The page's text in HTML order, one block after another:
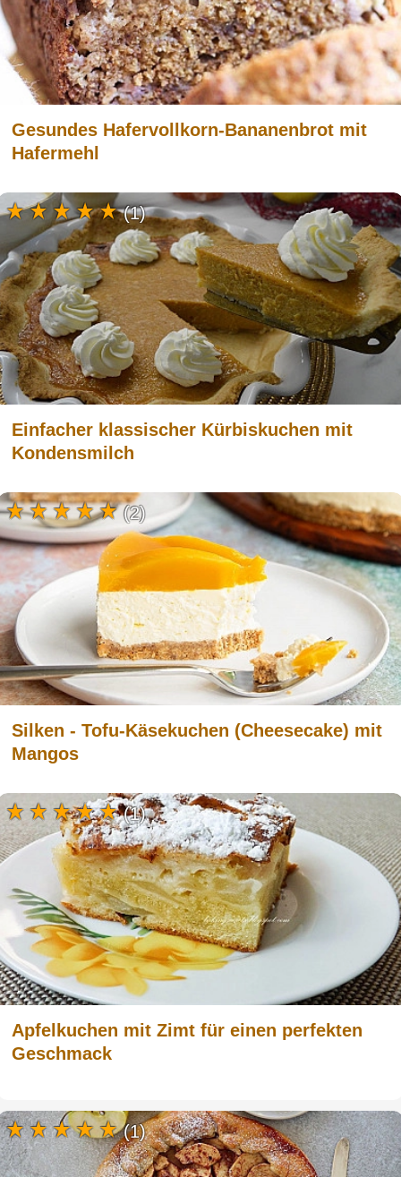
Gesundes Hafervollkorn-Bananenbrot mit
Hafermehl
Einfacher klassischer Kürbiskuchen mit
Kondensmilch
(1)
Silken - Tofu-Käsekuchen (Cheesecake) mit
Mangos
(2)
Apfelkuchen mit Zimt für einen perfekten
Geschmack
(1)
(1)